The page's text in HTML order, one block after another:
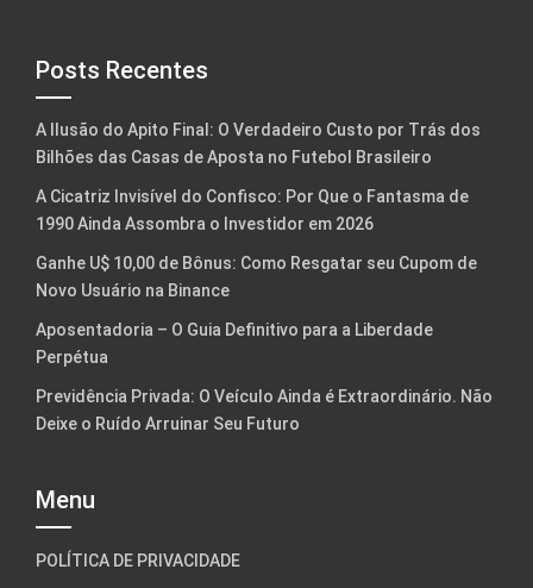
Posts Recentes
A Ilusão do Apito Final: O Verdadeiro Custo por Trás dos
Bilhões das Casas de Aposta no Futebol Brasileiro
A Cicatriz Invisível do Confisco: Por Que o Fantasma de
1990 Ainda Assombra o Investidor em 2026
Ganhe U$ 10,00 de Bônus: Como Resgatar seu Cupom de
Novo Usuário na Binance
Aposentadoria – O Guia Definitivo para a Liberdade
Perpétua
Previdência Privada: O Veículo Ainda é Extraordinário. Não
Deixe o Ruído Arruinar Seu Futuro
Menu
POLÍTICA DE PRIVACIDADE